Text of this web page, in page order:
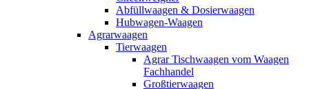
Abfüllwaagen & Dosierwaagen
Hubwagen-Waagen
Agrarwaagen
Tierwaagen
Agrar Tischwaagen vom Waagen
Fachhandel
Großtierwaagen